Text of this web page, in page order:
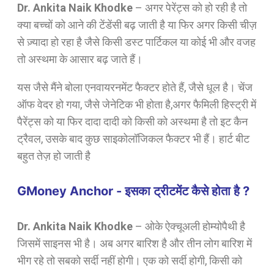
Dr. Ankita Naik Khodke – अगर पेरेंट्स को हो रही है तो
क्या बच्चों को आने की टेंडेंसी बढ़ जाती है या फिर अगर किसी चीज़
से ज़्यादा हो रहा है जैसे किसी डस्ट पार्टिकल या कोई भी और वजह
तो अस्थमा के आसार बढ़ जाते हैं।
यस जैसे मैंने बोला एनवायरनमेंट फैक्टर होते हैं, जैसे धूल है। चेंज
ऑफ वेदर हो गया, जैसे जेनेटिक भी होता है,अगर फैमिली हिस्ट्री में
पैरेंट्स को या फिर दादा दादी को किसी को अस्थमा है तो इट कैन
ट्रैवल, उसके बाद कुछ साइकोलॉजिकल फैक्टर भी हैं। हार्ट बीट
बहुत तेज़ हो जाती है
GMoney Anchor - इसका ट्रीटमेंट कैसे होता है ?
Dr. Ankita Naik Khodke – ओके ऐक्चूअली होम्योपैथी है
जिसमें साइनस भी है। अब अगर बारिश है और तीन लोग बारिश में
भीग रहे तो सबको सर्दी नहीं होगी। एक को सर्दी होगी, किसी को